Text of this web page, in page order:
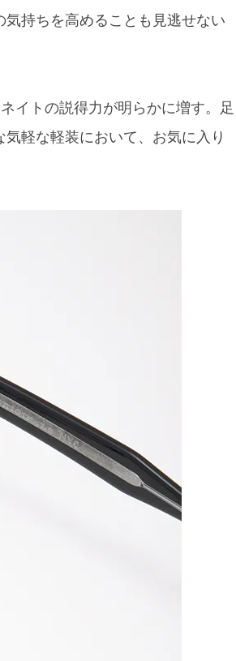
持ちを高めることも見逃せない
イトの説得力が明らかに増す。足
軽な軽装において、お気に入り